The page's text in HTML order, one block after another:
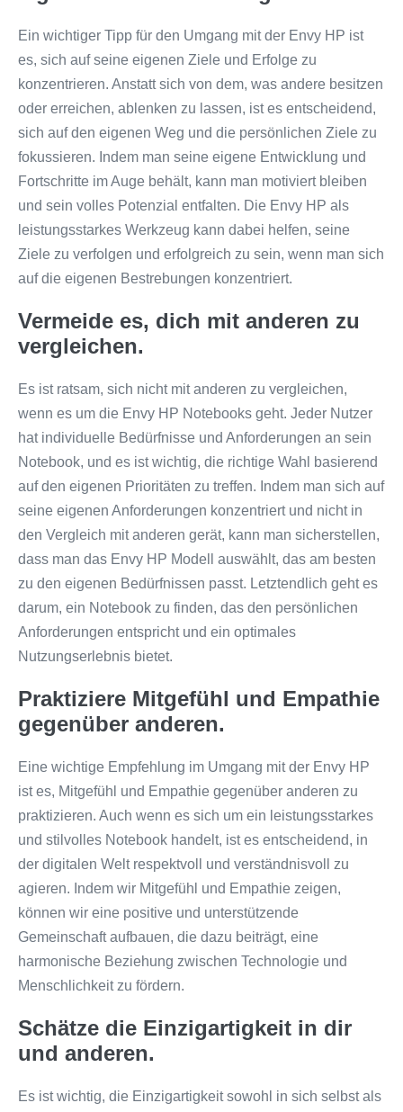
Ein wichtiger Tipp für den Umgang mit der Envy HP ist
es, sich auf seine eigenen Ziele und Erfolge zu
konzentrieren. Anstatt sich von dem, was andere besitzen
oder erreichen, ablenken zu lassen, ist es entscheidend,
sich auf den eigenen Weg und die persönlichen Ziele zu
fokussieren. Indem man seine eigene Entwicklung und
Fortschritte im Auge behält, kann man motiviert bleiben
und sein volles Potenzial entfalten. Die Envy HP als
leistungsstarkes Werkzeug kann dabei helfen, seine
Ziele zu verfolgen und erfolgreich zu sein, wenn man sich
auf die eigenen Bestrebungen konzentriert.
Vermeide es, dich mit anderen zu
vergleichen.
Es ist ratsam, sich nicht mit anderen zu vergleichen,
wenn es um die Envy HP Notebooks geht. Jeder Nutzer
hat individuelle Bedürfnisse und Anforderungen an sein
Notebook, und es ist wichtig, die richtige Wahl basierend
auf den eigenen Prioritäten zu treffen. Indem man sich auf
seine eigenen Anforderungen konzentriert und nicht in
den Vergleich mit anderen gerät, kann man sicherstellen,
dass man das Envy HP Modell auswählt, das am besten
zu den eigenen Bedürfnissen passt. Letztendlich geht es
darum, ein Notebook zu finden, das den persönlichen
Anforderungen entspricht und ein optimales
Nutzungserlebnis bietet.
Praktiziere Mitgefühl und Empathie
gegenüber anderen.
Eine wichtige Empfehlung im Umgang mit der Envy HP
ist es, Mitgefühl und Empathie gegenüber anderen zu
praktizieren. Auch wenn es sich um ein leistungsstarkes
und stilvolles Notebook handelt, ist es entscheidend, in
der digitalen Welt respektvoll und verständnisvoll zu
agieren. Indem wir Mitgefühl und Empathie zeigen,
können wir eine positive und unterstützende
Gemeinschaft aufbauen, die dazu beiträgt, eine
harmonische Beziehung zwischen Technologie und
Menschlichkeit zu fördern.
Schätze die Einzigartigkeit in dir
und anderen.
Es ist wichtig, die Einzigartigkeit sowohl in sich selbst als